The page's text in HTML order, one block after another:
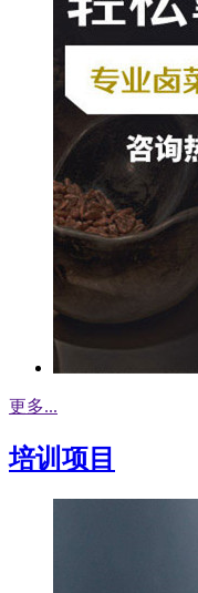
更多...
培训项目